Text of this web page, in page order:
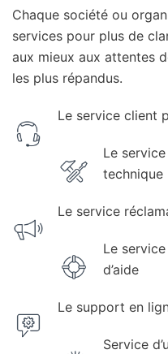
Chaque société ou
services pour plus de
aux mieux aux attentes
les plus répandus.
Le service client
Le
technique
Le service
Le
d’aide
Le support en
Service